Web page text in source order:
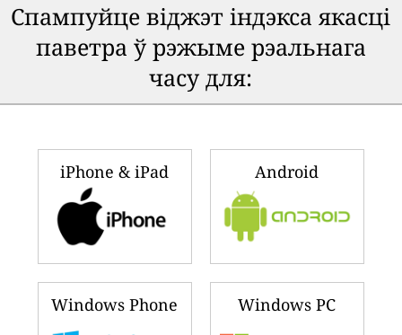
Спампуйце віджэт індэкса якасці
паветра ў рэжыме рэальнага
часу для:
iPhone & iPad Android
Windows Phone Windows PC